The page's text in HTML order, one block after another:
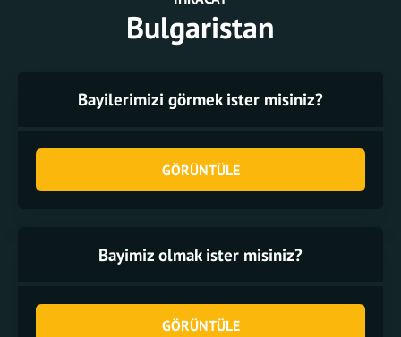
Bulgaristan
Bayilerimizi görmek ister misiniz?
GÖRÜNTÜLE
Bayimiz olmak ister misiniz?
GÖRÜNTÜLE